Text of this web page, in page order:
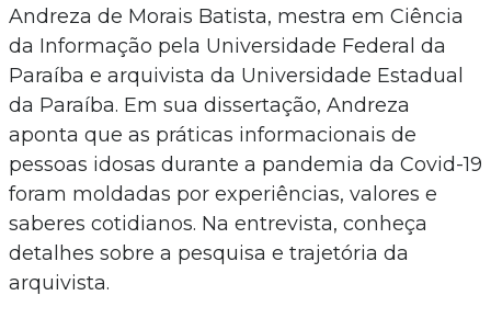
Andreza de Morais Batista, mestra em Ciência
da Informação pela Universidade Federal da
Paraíba e arquivista da Universidade Estadual
da Paraíba. Em sua dissertação, Andreza
aponta que as práticas informacionais de
pessoas idosas durante a pandemia da Covid-19
foram moldadas por experiências, valores e
saberes cotidianos. Na entrevista, conheça
detalhes sobre a pesquisa e trajetória da
arquivista.